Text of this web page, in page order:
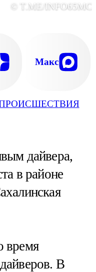
© T.ME/
Макс
дайвера,
в районе
время
В